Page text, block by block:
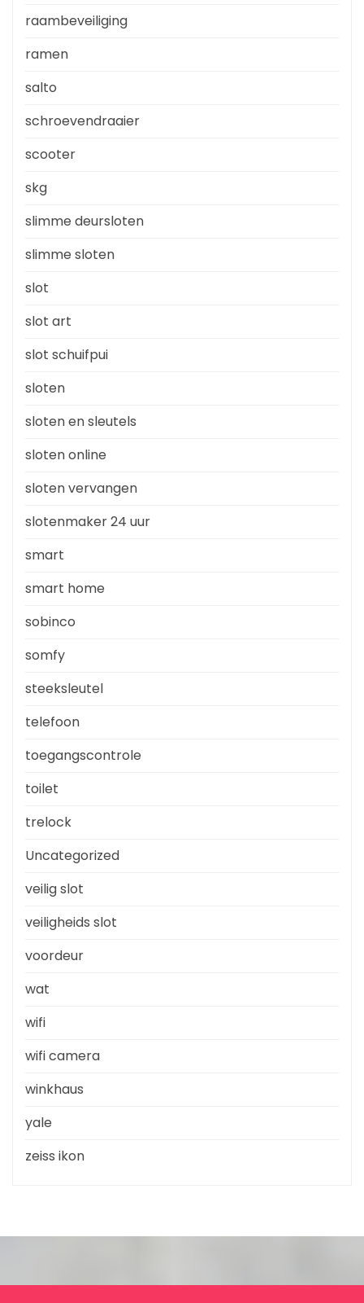
raambeveiliging
ramen
salto
schroevendraaier
scooter
skg
slimme deursloten
slimme sloten
slot
slot art
slot schuifpui
sloten
sloten en sleutels
sloten online
sloten vervangen
slotenmaker 24 uur
smart
smart home
sobinco
somfy
steeksleutel
telefoon
toegangscontrole
toilet
trelock
Uncategorized
veilig slot
veiligheids slot
voordeur
wat
wifi
wifi camera
winkhaus
yale
zeiss ikon